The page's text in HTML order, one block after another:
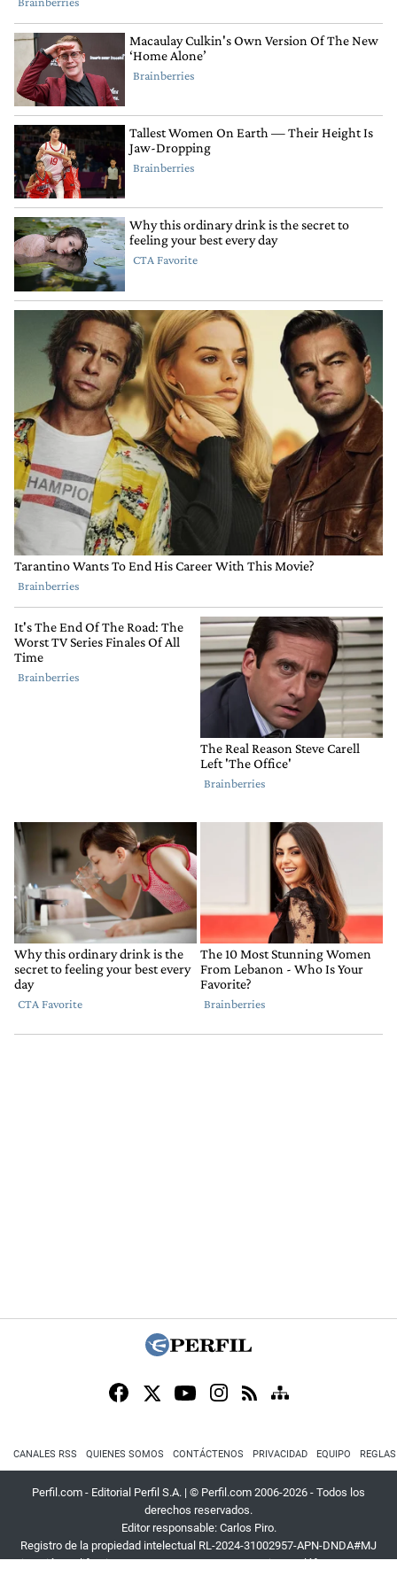
CANALES RSS QUIENES SOMOS CONTÁCTENOS PRIVACIDAD EQUIPO
Perfil.com - Editorial Perfil S.A. | © Perfil.com 2006-2026 - Todos los
derechos reservados.
Editor responsable: Carlos Piro.
Registro de la propiedad intelectual RL-2024-31002957-APN-DNDA#MJ
Dirección:California 2715,C1289ABI,CABA, Argentina| Teléfono:+54 9 11